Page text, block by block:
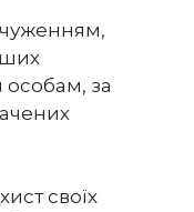
особам, за
своїх